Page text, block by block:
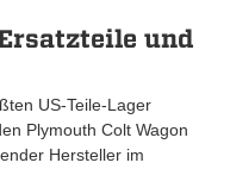
und
US-Teile-Lager
Plymouth Colt Wagon
Hersteller im